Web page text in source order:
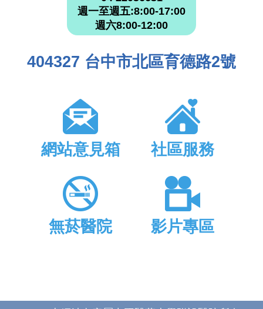
週一至週五:8:00-17:00
週六8:00-12:00
404327 台中市北區育德路2號
網站意見箱 社區服務
無菸醫院 影片專區